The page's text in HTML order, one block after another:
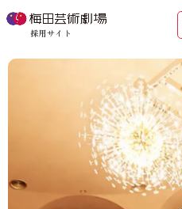
採用サイト